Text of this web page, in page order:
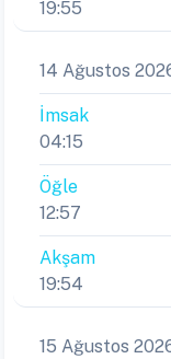
19:55
14 Ağustos
İmsak
04:15
Öğle
12:57
Akşam
19:54
15 Ağustos